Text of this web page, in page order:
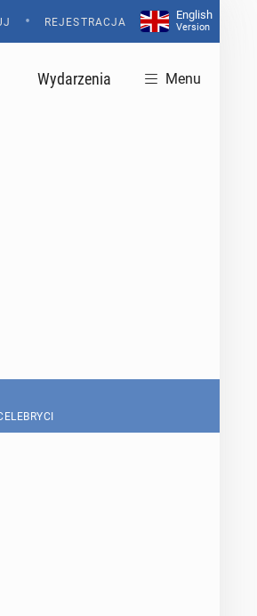
• REJESTRACJA
English
Version
Wydarzenia Menu